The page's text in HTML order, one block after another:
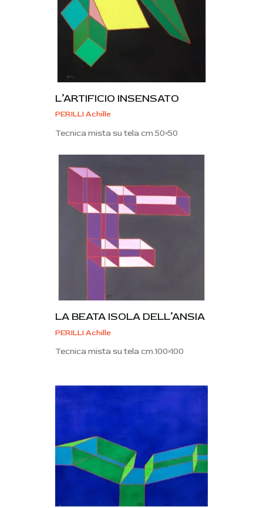
L’ARTIFICIO INSENSATO
PERILLI Achille
Tecnica mista su tela cm.50×50
LA BEATA ISOLA DELL’ANSIA
PERILLI Achille
Tecnica mista su tela cm.100×100